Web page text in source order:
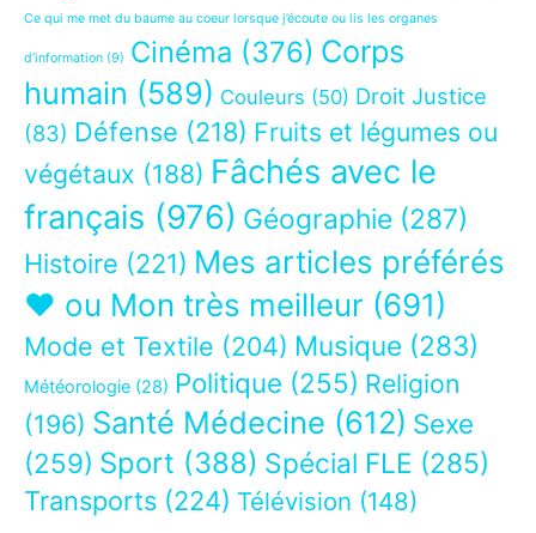
Ce qui me met du baume au coeur lorsque j’écoute ou lis les organes
d’information (9) Cinéma (376) Corps
humain (589) Couleurs (50) Droit Justice
(83) Défense (218) Fruits et légumes ou
végétaux (188) Fâchés avec le
français (976) Géographie (287)
Histoire (221) Mes articles préférés
❤ ou Mon très meilleur (691)
Mode et Textile (204) Musique (283)
Météorologie (28) Politique (255) Religion
(196) Santé Médecine (612) Sexe
(259) Sport (388) Spécial FLE (285)
Transports (224) Télévision (148)